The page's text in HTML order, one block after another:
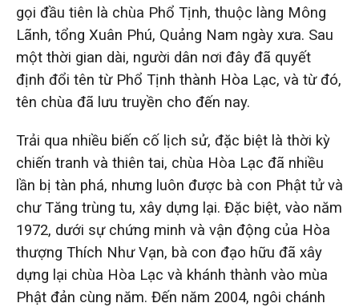
gọi đầu tiên là chùa Phổ Tịnh, thuộc làng Mông
Lãnh, tổng Xuân Phú, Quảng Nam ngày xưa. Sau
một thời gian dài, người dân nơi đây đã quyết
định đổi tên từ Phổ Tịnh thành Hòa Lạc, và từ đó,
tên chùa đã lưu truyền cho đến nay.
Trải qua nhiều biến cố lịch sử, đặc biệt là thời kỳ
chiến tranh và thiên tai, chùa Hòa Lạc đã nhiều
lần bị tàn phá, nhưng luôn được bà con Phật tử và
chư Tăng trùng tu, xây dựng lại. Đặc biệt, vào năm
1972, dưới sự chứng minh và vận động của Hòa
thượng Thích Như Vạn, bà con đạo hữu đã xây
dựng lại chùa Hòa Lạc và khánh thành vào mùa
Phật đản cùng năm. Đến năm 2004, ngôi chánh